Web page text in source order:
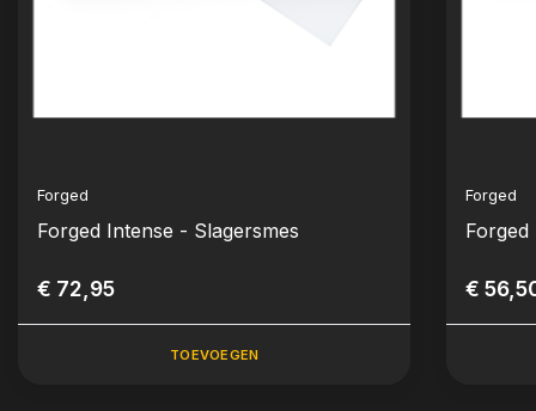
Forged
Forged Intense - Slagersmes
€ 72,95
TOEVOEGEN
Forged
€